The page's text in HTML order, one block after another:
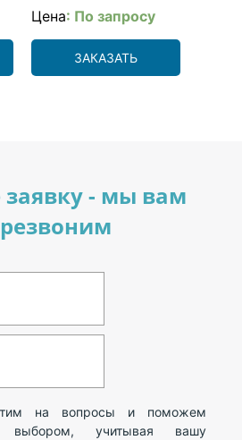
Цена: По запросу
ЗАКАЗАТЬ
заявку - мы вам
на вопросы и поможем
выбором, учитывая вашу